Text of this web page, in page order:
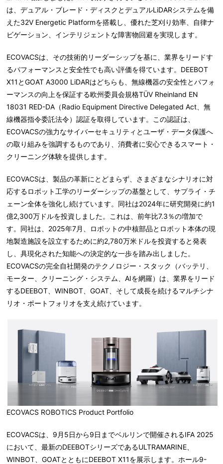
は、デュアル・ブレード・ディスクとデュアルLiDARシステムを備
えた32V Energetic Platformを搭載し、優れた芝刈り効率、自律ナ
ビゲーション、インテリジェントな障害物回避を実現します。
ECOVACSは、その技術的リーダーシップを基に、業界をリードす
るパフォーマンスと安全性でも高い評価を得ています。DEEBOT
X11とGOAT A3000 LiDARはどちらも、無線機器の安全性とパフォ
ーマンスの向上を保証する欧州委員会規格TÜV Rheinland EN
18031 RED-DA（Radio Equipment Directive Delegated Act、無
線機器指令委託法令）認証を取得しています。この認証は、
ECOVACSの強力なサイバーセキュリティとユーザ・データ保護へ
の取り組みを強調するものであり、消費者に安心できるスマート・
クリーニング体験を提供します。
ECOVACSは、製品の革新にとどまらず、さまざまなシナリオに対
応するロボット工学のリーダーシップの基盤として、サプライ・チ
ェーン全体を強化し続けています。同社は2024年に研究開発に約1
億2,300万ドルを投資しました。これは、前年比7.3％の増加で
す。同社は、2025年7月、ロボットの中核部品とロボット本体の現
地製造施設を設立するために約2,780万米ドルを投資すると発表
し、具現化された知能への決定的な一歩を踏み出しました。
ECOVACSの完全自社開発のテクノロジー・スタック（バッテリ、
モーター、クリーニング・システム、AIを網羅）は、業界をリード
するDEEBOT、WINBOT、GOAT、そして成長を続けるマルチシナ
リオ・ポートフォリオを支え続けています。
ECOVACS ROBOTICS Product Portfolio
ECOVACSは、9月5日から9日までベルリンで開催されるIFA 2025
において、最新のDEEBOTシリーズであるULTRAMARINE、
WINBOT、GOATとともにDEEBOT X11を展示します。ホール9-